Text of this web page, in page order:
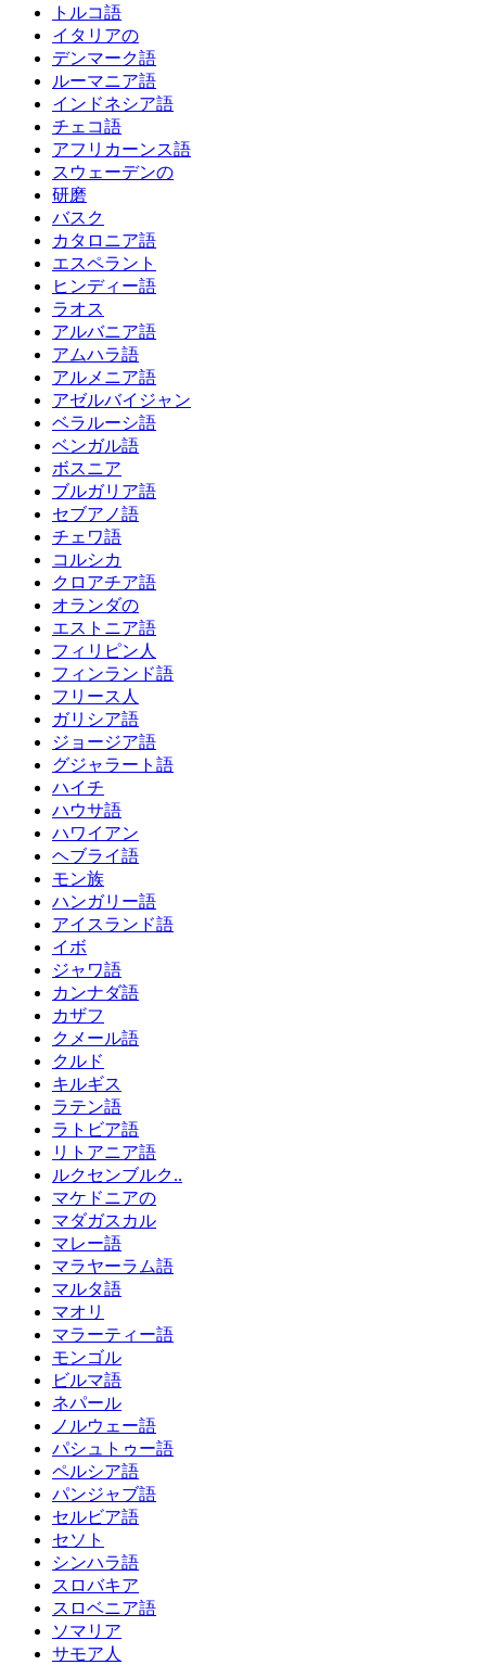
トルコ語
イタリアの
デンマーク語
ルーマニア語
インドネシア語
チェコ語
アフリカーンス語
スウェーデンの
研磨
バスク
カタロニア語
エスペラント
ヒンディー語
ラオス
アルバニア語
アムハラ語
アルメニア語
アゼルバイジャン
ベラルーシ語
ベンガル語
ボスニア
ブルガリア語
セブアノ語
チェワ語
コルシカ
クロアチア語
オランダの
エストニア語
フィリピン人
フィンランド語
フリース人
ガリシア語
ジョージア語
グジャラート語
ハイチ
ハウサ語
ハワイアン
ヘブライ語
モン族
ハンガリー語
アイスランド語
イボ
ジャワ語
カンナダ語
カザフ
クメール語
クルド
キルギス
ラテン語
ラトビア語
リトアニア語
ルクセンブルク..
マケドニアの
マダガスカル
マレー語
マラヤーラム語
マルタ語
マオリ
マラーティー語
モンゴル
ビルマ語
ネパール
ノルウェー語
パシュトゥー語
ペルシア語
パンジャブ語
セルビア語
セソト
シンハラ語
スロバキア
スロベニア語
ソマリア
サモア人